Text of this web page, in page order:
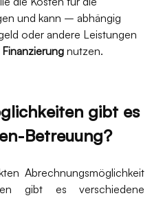
und kann – abhängig
oder andere Leistungen
nutzen.
gibt es
Betreuung?
Abrechnungsmöglichkeit
gibt es verschiedene